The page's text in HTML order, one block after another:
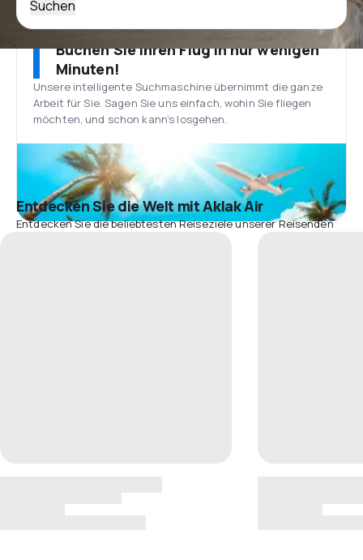
Suchen
Buchen Sie Ihren Flug in nur wenigen
Minuten!
Unsere intelligente Suchmaschine übernimmt die ganze
Arbeit für Sie. Sagen Sie uns einfach, wohin Sie fliegen
möchten, und schon kann’s losgehen.
Entdecken Sie die Welt mit Aklak Air
Entdecken Sie die beliebtesten Reiseziele unserer Reisenden